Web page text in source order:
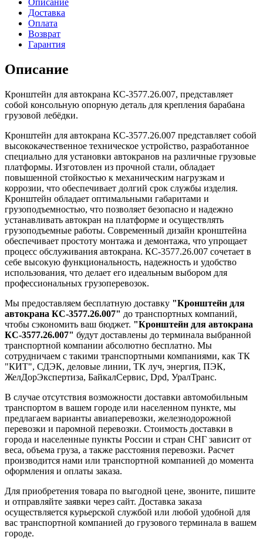
Доставка
Оплата
Возврат
Гарантия
Описание
Кронштейн для автокрана КС-3577.26.007, представляет
собой консольную опорную деталь для крепления барабана
грузовой лебёдки.
Кронштейн для автокрана КС-3577.26.007 представляет собой
высококачественное техническое устройство, разработанное
специально для установки автокранов на различные грузовые
платформы. Изготовлен из прочной стали, обладает
повышенной стойкостью к механическим нагрузкам и
коррозии, что обеспечивает долгий срок службы изделия.
Кронштейн обладает оптимальными габаритами и
грузоподъемностью, что позволяет безопасно и надежно
устанавливать автокран на платформе и осуществлять
грузоподъемные работы. Современный дизайн кронштейна
обеспечивает простоту монтажа и демонтажа, что упрощает
процесс обслуживания автокрана. КС-3577.26.007 сочетает в
себе высокую функциональность, надежность и удобство
использования, что делает его идеальным выбором для
профессиональных грузоперевозок.
Мы предоставляем бесплатную доставку "Кронштейн для
автокрана КС-3577.26.007" до транспортных компаний,
чтобы сэкономить ваш бюджет. "Кронштейн для автокрана
КС-3577.26.007" будут доставлены до терминала выбранной
транспортной компании абсолютно бесплатно. Мы
сотрудничаем с такими транспортными компаниями, как ТК
"КИТ", СДЭК, деловые линии, ТК луч, энергия, ПЭК,
ЖелДорЭкспертиза, БайкалСервис, Dpd, УралТранс.
В случае отсутствия возможности доставки автомобильным
транспортом в вашем городе или населенном пункте, мы
предлагаем варианты авиаперевозки, железнодорожной
перевозки и паромной перевозки. Стоимость доставки в
города и населенные пункты России и стран СНГ зависит от
веса, объема груза, а также расстояния перевозки. Расчет
производится нами или транспортной компанией до момента
оформления и оплаты заказа.
Для приобретения товара по выгодной цене, звоните, пишите
и отправляйте заявки через сайт. Доставка заказа
осуществляется курьерской службой или любой удобной для
вас транспортной компанией до грузового терминала в вашем
городе.